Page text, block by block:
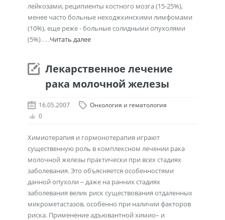
лейкозами, реципиенты костного мозга (15-25%),
менее часто больные неходжкинскими лимфомами
(10%), еще реже - больные солидными опухолями
(5%) . . .Читать далее
Лекарственное лечение
рака молочной железы
16.05.2007
Онкология и гематология
0
Химиотерапия и гормонотерапия играют
существенную роль в комплексном лечении рака
молочной железы практически при всех стадиях
заболевания. Это объясняется особенностями
данной опухоли – даже на ранних стадиях
заболевания велик риск существования отдаленных
микрометастазов, особенно при наличии факторов
риска. Применение адъювантной химио– и